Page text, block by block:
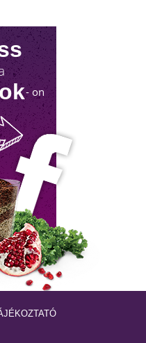
KISOKOS
fontosságáról keveset
mit tehetsz érte!
- on